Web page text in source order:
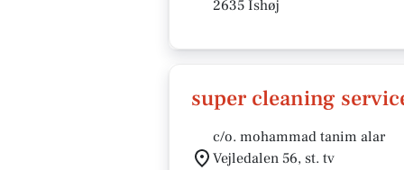
2635 Ishøj
super cleaning
c/o. mohammad tanim alar
Vejledalen 56, st. tv